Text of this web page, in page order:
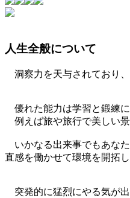
人生全般について
洞察力を天与されており、
優れた能力は学習と鍛練に
例えば旅や旅行で美しい景
いかなる出来事でもあな
直感を働かせて環境を開拓し
突発的に猛烈にやる気が